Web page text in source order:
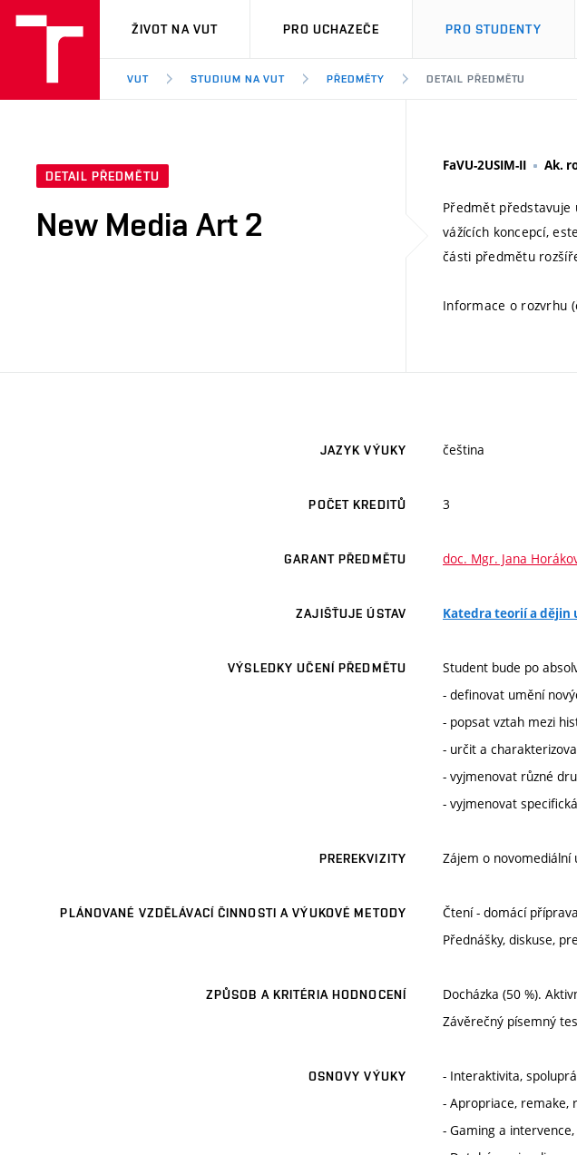
VUT
ŽIVOT NA VUT PRO UCHAZEČE PRO STUDENTY
VUT STUDIUM NA VUT PŘEDMĚTY DETAIL PŘEDMĚTU
DETAIL PŘEDMĚTU
New Media Art 2
FaVU-2USIM-II Ak.
Předmět představuje
vážících koncepcí,
části předmětu
Informace o rozvrhu
JAZYK VÝUKY čeština
POČET KREDITŮ 3
GARANT PŘEDMĚTU doc. Mgr. Jana
ZAJIŠŤUJE ÚSTAV Katedra teorií a dějin
VÝSLEDKY UČENÍ PŘEDMĚTU
Student bude po
- definovat umění
- popsat vztah mezi
- určit a
- vyjmenovat různé
- vyjmenovat
PREREKVIZITY Zájem o
PLÁNOVANÉ VZDĚLÁVACÍ ČINNOSTI A VÝUKOVÉ METODY
Čtení - domácí
Přednášky, diskuse,
ZPŮSOB A KRITÉRIA HODNOCENÍ
Docházka (50 %).
Závěrečný písemný
OSNOVY VÝUKY
- Interaktivita,
- Apropriace, remake,
- Gaming a